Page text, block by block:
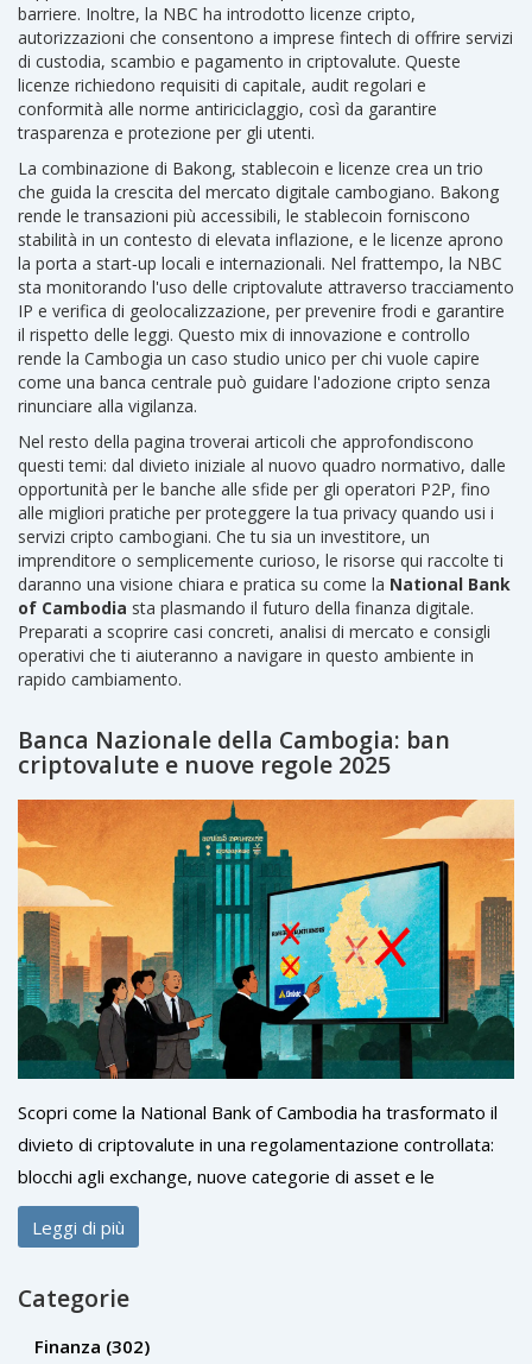
barriere. Inoltre, la NBC ha introdotto licenze cripto,
autorizzazioni che consentono a imprese fintech di offrire servizi
di custodia, scambio e pagamento in criptovalute. Queste
licenze richiedono requisiti di capitale, audit regolari e
conformità alle norme antiriciclaggio, così da garantire
trasparenza e protezione per gli utenti.
La combinazione di Bakong, stablecoin e licenze crea un trio
che guida la crescita del mercato digitale cambogiano. Bakong
rende le transazioni più accessibili, le stablecoin forniscono
stabilità in un contesto di elevata inflazione, e le licenze aprono
la porta a start‑up locali e internazionali. Nel frattempo, la NBC
sta monitorando l'uso delle criptovalute attraverso tracciamento
IP e verifica di geolocalizzazione, per prevenire frodi e garantire
il rispetto delle leggi. Questo mix di innovazione e controllo
rende la Cambogia un caso studio unico per chi vuole capire
come una banca centrale può guidare l'adozione cripto senza
rinunciare alla vigilanza.
Nel resto della pagina troverai articoli che approfondiscono
questi temi: dal divieto iniziale al nuovo quadro normativo, dalle
opportunità per le banche alle sfide per gli operatori P2P, fino
alle migliori pratiche per proteggere la tua privacy quando usi i
servizi cripto cambogiani. Che tu sia un investitore, un
imprenditore o semplicemente curioso, le risorse qui raccolte ti
daranno una visione chiara e pratica su come la National Bank
of Cambodia sta plasmando il futuro della finanza digitale.
Preparati a scoprire casi concreti, analisi di mercato e consigli
operativi che ti aiuteranno a navigare in questo ambiente in
rapido cambiamento.
Banca Nazionale della Cambogia: ban
criptovalute e nuove regole 2025
Scopri come la National Bank of Cambodia ha trasformato il
divieto di criptovalute in una regolamentazione controllata:
blocchi agli exchange, nuove categorie di asset e le
piattaforme locali autorizzate.
Leggi di più
Categorie
Finanza (302)